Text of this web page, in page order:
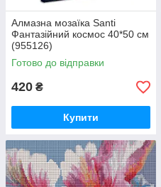
Алмазна мозаїка Santi
Фантазійний космос 40*50 см
(955126)
Готово до відправки
420 ₴
Купити